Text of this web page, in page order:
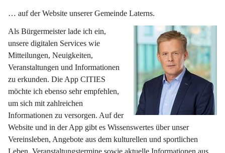
… auf der Website unserer Gemeinde Laterns.
Als Bürgermeister lade ich ein,
unsere digitalen Services wie
Mitteilungen, Neuigkeiten,
Veranstaltungen und Informationen
zu erkunden. Die App CITIES
möchte ich ebenso sehr empfehlen,
um sich mit zahlreichen
Informationen zu versorgen. Auf der
Website und in der App gibt es Wissenswertes über unser
Vereinsleben, Angebote aus dem kulturellen und sportlichen
Leben, Veranstaltungstermine sowie aktuelle Informationen aus